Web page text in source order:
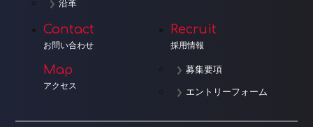
沿革
Contact
お問い合わせ
Map
アクセス
Recruit
採用情報
募集要項
エントリーフォーム